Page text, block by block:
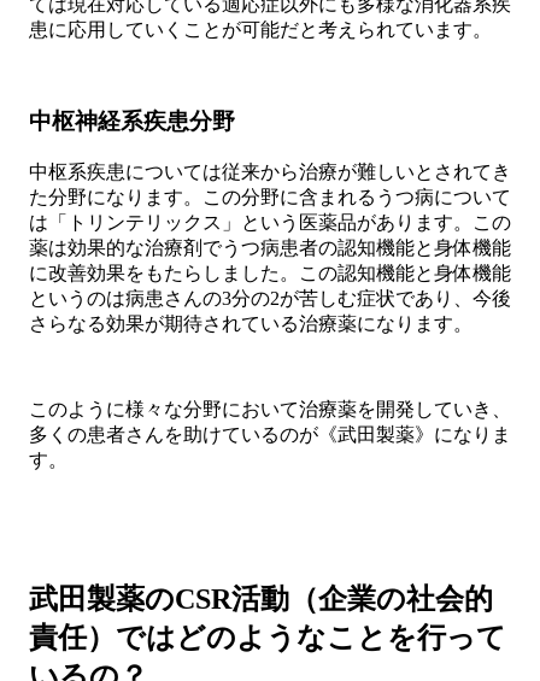
患に応用していくことが可能だと考えられています。
中枢神経系疾患分野
中枢系疾患については従来から治療が難しいとされてき
た分野になります。この分野に含まれるうつ病について
は「トリンテリックス」という医薬品があります。この
薬は効果的な治療剤でうつ病患者の認知機能と身体機能
に改善効果をもたらしました。この認知機能と身体機能
というのは病患さんの3分の2が苦しむ症状であり、今後
さらなる効果が期待されている治療薬になります。
このように様々な分野において治療薬を開発していき、
多くの患者さんを助けているのが《武田製薬》になりま
す。
武田製薬のCSR活動（企業の社会的
責任）ではどのようなことを行って